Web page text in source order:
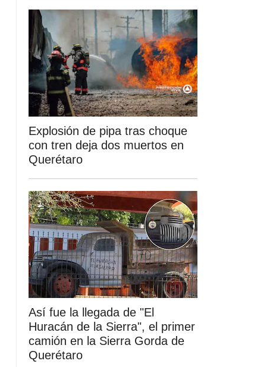
Explosión de pipa tras choque
con tren deja dos muertos en
Querétaro
Así fue la llegada de "El
Huracán de la Sierra", el primer
camión en la Sierra Gorda de
Querétaro